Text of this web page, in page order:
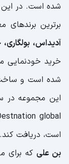
شده است. در این
برترین برند‌های
آدیداس،
خرید خودنمایی
است، دریافت کند.
بن علی